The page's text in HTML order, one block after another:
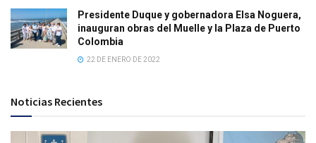
Presidente Duque y gobernadora Elsa Noguera,
inauguran obras del Muelle y la Plaza de Puerto
Colombia
22 DE ENERO DE 2022
Noticias Recientes